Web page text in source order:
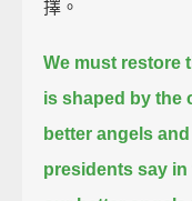
擇。
We must restore
is shaped by the
better angels
presidents say